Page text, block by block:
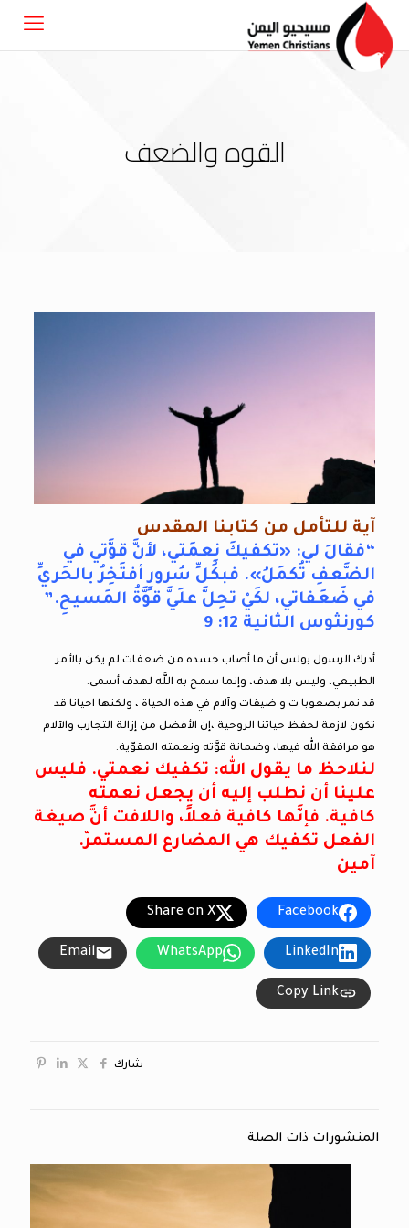
القوه والضعف
آية للتأمل من كتابنا المقدس
“فقالَ لي: «تكفيكَ نِعمَتي، لأنَّ قوَّتي في
الضَّعفِ تُكمَلُ». فبكُلِّ سُرورٍ أفتَخِرُ بالحَريِّ
في ضَعَفاتي، لكَيْ تحِلَّ علَيَّ قوَّةُ المَسيحِ.”
كورنثوس الثانية 12: 9
أدرك الرسول بولس أن ما أصاب جسده من ضعفات لم يكن بالأمر
الطبيعي، وليس بلا هدف، وإنما سمح به اللَّه لهدف أسمى.
قد نمر بصعوبا ت و ضيقات وآلام في هذه الحياة ، ولكنها احيانا قد
تكون لازمة لحفظ حياتنا الروحية ،إن الأفضل من إزالة التجارب والآلام
هو مرافقة الله فيها، وضمانة قوَّته ونعمته المقوّية.
لنلاحظ ما يقول الله: تكفيك نعمتي. فليس
علينا أن نطلب إليه أن يجعل نعمته
كافية. فإنَّها كافية فعلاً، واللافت أنَّ صيغة
الفعل تكفيك هي المضارع المستمرّ.
آمين
Facebook
Share on X
LinkedIn
WhatsApp
Email
Copy Link
شارك
المنشورات ذات الصلة